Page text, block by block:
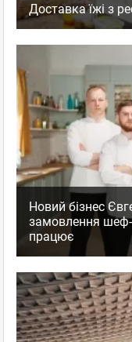
Доставка їжі з
Новий бізнес
замовлення шеф-
працює